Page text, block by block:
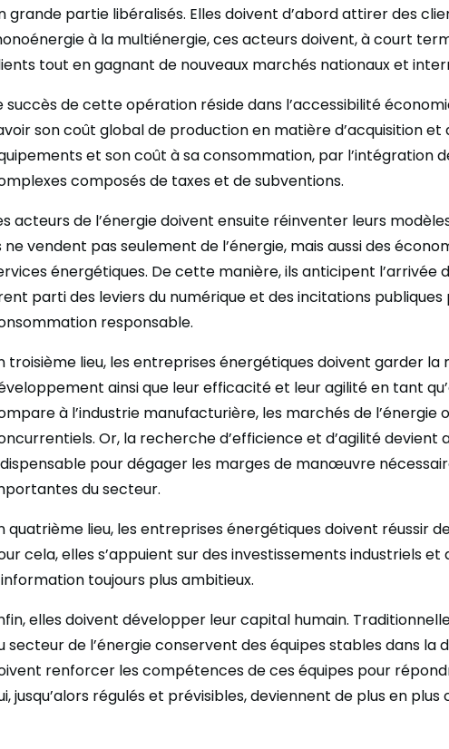
grande partie libéralisés. Elles doivent d’abord attirer des
à la multiénergie, ces acteurs doivent, à court
tout en gagnant de nouveaux marchés nationaux et
succès de cette opération réside dans l’accessibilité
son coût global de production en matière d’acquisition et
et son coût à sa consommation, par l’intégration
composés de taxes et de subventions.
acteurs de l’énergie doivent ensuite réinventer leurs modèles
ne vendent pas seulement de l’énergie, mais aussi des
énergétiques. De cette manière, ils anticipent l’arrivée
parti des leviers du numérique et des incitations
responsable.
troisième lieu, les entreprises énergétiques doivent garder la
ainsi que leur efficacité et leur agilité en tant
à l’industrie manufacturière, les marchés de
Or, la recherche d’efficience et d’agilité devient
pour dégager les marges de manœuvre
du secteur.
quatrième lieu, les entreprises énergétiques doivent réussir
cela, elles s’appuient sur des investissements industriels et
toujours plus ambitieux.
elles doivent développer leur capital humain.
secteur de l’énergie conservent des équipes stables dans la
renforcer les compétences de ces équipes pour
jusqu’alors régulés et prévisibles, deviennent de plus en